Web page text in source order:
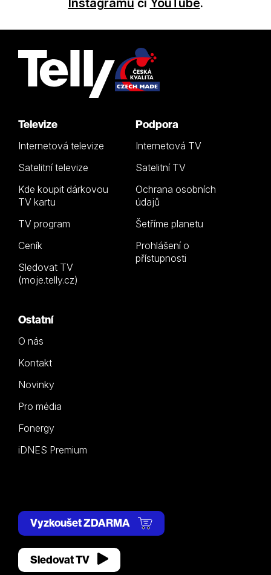
Instagramu či YouTube.
Televize
Internetová televize
Satelitní televize
Kde koupit dárkovou
TV kartu
TV program
Ceník
Sledovat TV
(moje.telly.cz)
Podpora
Internetová TV
Satelitní TV
Ochrana osobních
údajů
Šetříme planetu
Prohlášení o
přístupnosti
Ostatní
O nás
Kontakt
Novinky
Pro média
Fonergy
iDNES Premium
Vyzkoušet ZDARMA
Sledovat TV